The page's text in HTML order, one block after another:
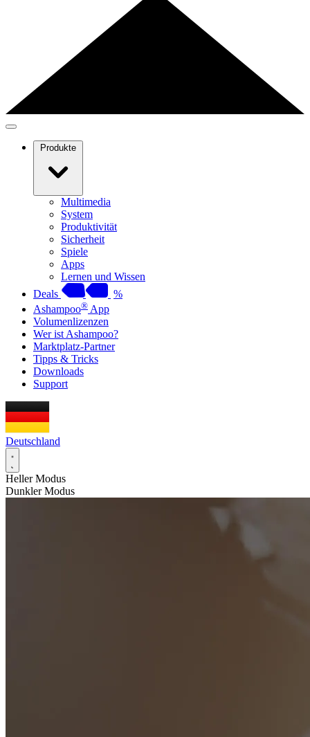
Produkte
Multimedia
System
Produktivität
Sicherheit
Spiele
Apps
Lernen und Wissen
Deals
%
Ashampoo® App
Volumenlizenzen
Wer ist Ashampoo?
Marktplatz-Partner
Tipps & Tricks
Downloads
Support
Deutschland
Heller Modus
Dunkler Modus